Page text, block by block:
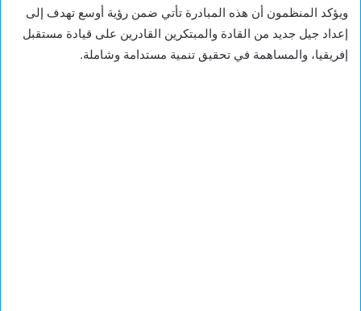
ويؤكد المنظمون أن هذه المبادرة تأتي ضمن رؤية أوسع تهدف إلى
إعداد جيل جديد من القادة والمبتكرين القادرين على قيادة مستقبل
إفريقيا، والمساهمة في تحقيق تنمية مستدامة وشاملة.